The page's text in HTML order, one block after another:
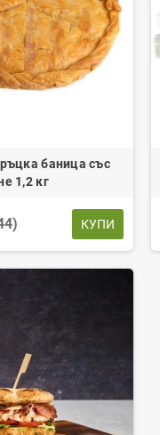
баница със
1,2 кг
КУПИ